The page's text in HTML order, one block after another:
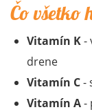
Čo všetko
Vitamín K-
drene
Vitamín C-
Vitamín A-